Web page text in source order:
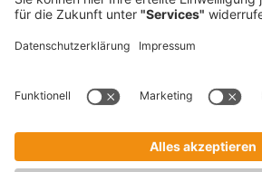
V-mini
Impressum